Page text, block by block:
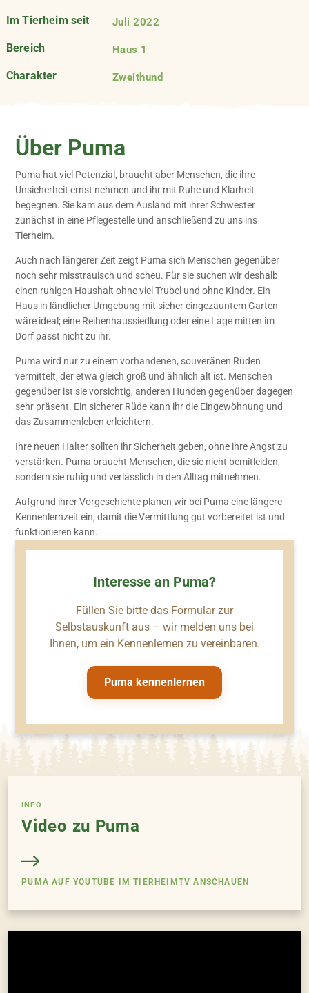
Im Tierheim seit Juli 2022
Bereich Haus 1
Charakter Zweithund
Über Puma
Puma hat viel Potenzial, braucht aber Menschen, die ihre
Unsicherheit ernst nehmen und ihr mit Ruhe und Klarheit
begegnen. Sie kam aus dem Ausland mit ihrer Schwester
zunächst in eine Pflegestelle und anschließend zu uns ins
Tierheim.
Auch nach längerer Zeit zeigt Puma sich Menschen gegenüber
noch sehr misstrauisch und scheu. Für sie suchen wir deshalb
einen ruhigen Haushalt ohne viel Trubel und ohne Kinder. Ein
Haus in ländlicher Umgebung mit sicher eingezäuntem Garten
wäre ideal; eine Reihenhaussiedlung oder eine Lage mitten im
Dorf passt nicht zu ihr.
Puma wird nur zu einem vorhandenen, souveränen Rüden
vermittelt, der etwa gleich groß und ähnlich alt ist. Menschen
gegenüber ist sie vorsichtig, anderen Hunden gegenüber dagegen
sehr präsent. Ein sicherer Rüde kann ihr die Eingewöhnung und
das Zusammenleben erleichtern.
Ihre neuen Halter sollten ihr Sicherheit geben, ohne ihre Angst zu
verstärken. Puma braucht Menschen, die sie nicht bemitleiden,
sondern sie ruhig und verlässlich in den Alltag mitnehmen.
Aufgrund ihrer Vorgeschichte planen wir bei Puma eine längere
Kennenlernzeit ein, damit die Vermittlung gut vorbereitet ist und
funktionieren kann.
Interesse an Puma?
Füllen Sie bitte das Formular zur
Selbstauskunft aus – wir melden uns bei
Ihnen, um ein Kennenlernen zu vereinbaren.
Puma kennenlernen
INFO
Video zu Puma
PUMA AUF YOUTUBE IM TIERHEIMTV ANSCHAUEN